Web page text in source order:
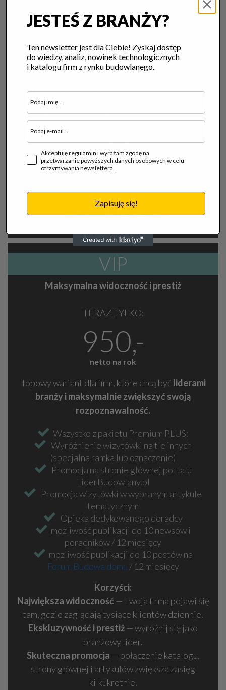
możliwość publikacji do 5 newsów i
poradników / 12 miesięcy
Budowa domu/ 12 miesięcy
Lepsze pozycjonowanie— większa szansa na
pojawienie się w wynikach wyszukiwania.
Większe zaangażowanie klientów— multimedia
przyciągają uwagę i zwiększają zainteresowanie
Twoją ofertą.
+ Dodaj firmę
VIP
Maksymalna widoczność i prestiż
TERAZ TYLKO:
950,-
netto na rok
Topowy wariant dla firm, które chcą być liderami
branży i maksymalnie zwiększyć swoją
rozpoznawalność.
Wszystko z pakietu Premium PLUS:
Wyróżnienie wizytówki na tle innych
(specjalna ramka lub oznaczenie)
Promocja na stronie głównej portalu
LiderBudowlany.pl
Promocja wizytówki w wybranym artykule
tematycznym
Opieka dedykowanego doradcy
możliwość publikacji do 10 newsów i
poradników / 12 miesięcy
mozliwość publikacji do 10 postów na
Forum Budowa domu / 12 miesięcy
Korzyści:
Największa widoczność — Twoja firma pojawi się
tam, gdzie zaglądają tysiące klientów dziennie.
Ekskluzywność i prestiż— wyróżnij się jako
branżowy lider.
Skuteczna promocja — połączenie katalogu,
strony głównej i artykułów zwiększa zasięg
kilkukrotnie.
JESTEŚ Z BRANŻY?
Ten newsletter jest dla Ciebie! Zyskaj dostęp
do wiedzy, analiz, nowinek technologicznych
i katalogu firm z rynku budowlanego.
Akceptuję regulamin i wyrażam zgodę na
przetwarzanie powyższych danych osobowych w celu
otrzymywania newslettera.
Zapisuję się!